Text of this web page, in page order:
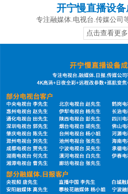
开宁慢直播设备
专注融媒体.电视台.传媒公司
点击查看更